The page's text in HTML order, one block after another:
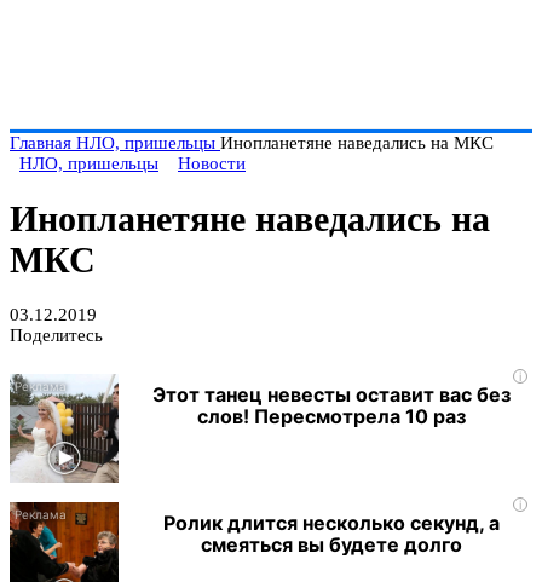
Главная НЛО, пришельцы Инопланетяне наведались на МКС
НЛО, пришельцы
Новости
Инопланетяне наведались на
МКС
03.12.2019
Поделитесь
i
Этот танец невесты оставит вас без
слов! Пересмотрела 10 раз
i
Ролик длится несколько секунд, а
смеяться вы будете долго